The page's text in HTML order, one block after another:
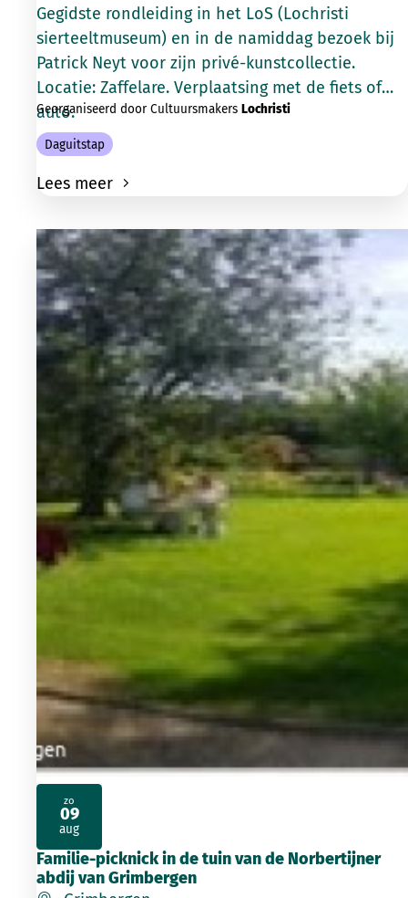
Gegidste rondleiding in het LoS (Lochristi
sierteeltmuseum) en in de namiddag bezoek bij
Patrick Neyt voor zijn privé-kunstcollectie.
Locatie: Zaffelare. Verplaatsing met de fiets of
auto.
Georganiseerd door Cultuursmakers Lochristi
Daguitstap
Lees meer
Familie-picknick in de tuin van de Norbertijner
abdij van Grimbergen
zo
09
aug
2026